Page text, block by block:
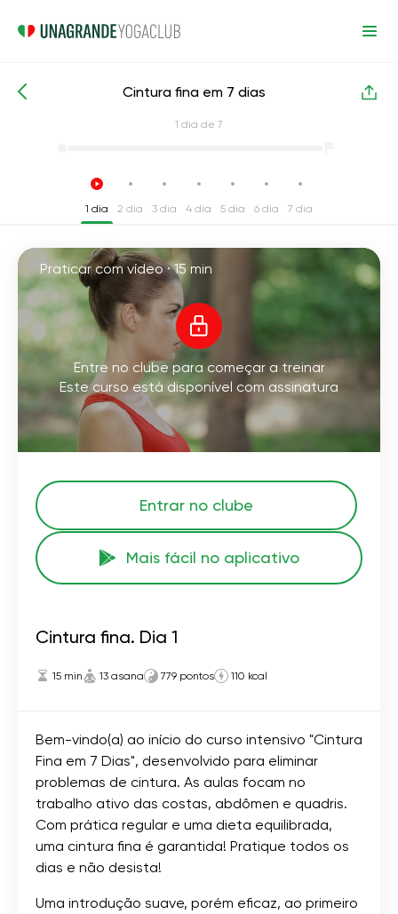
Cursos de yoga intensivos Cintura
Cintura fina em 7 dias
1 dia de 7
1 dia 2 dia 3 dia 4 dia 5 dia 6 dia 7 dia
Praticar com vídeo ·15 min
Entre no clube para começar a treinar
Este curso está disponível com assinatura
Entrar no clube
Mais fácil no aplicativo
Cintura fina. Dia 1
15 min 13 asana 779 pontos 110 kcal
Bem-vindo(a) ao início do curso intensivo "Cintura
Fina em 7 Dias", desenvolvido para eliminar
problemas de cintura. As aulas focam no
trabalho ativo das costas, abdômen e quadris.
Com prática regular e uma dieta equilibrada,
uma cintura fina é garantida! Pratique todos os
dias e não desista!
Uma introdução suave, porém eficaz, ao primeiro